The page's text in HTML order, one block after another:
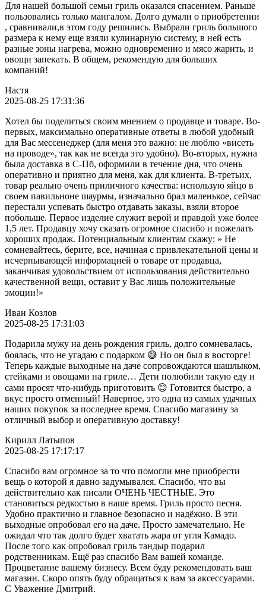
Для нашей большой семьи гриль оказался спасением. Раньше
пользовались только мангалом. Долго думали о приобретении
, сравнивали,в этом году решились. Выбрали гриль большого
размера к нему еще взяли кулинарную систему, в ней есть
разные зоны нагрева, можно одновременно и мясо жарить, и
овощи запекать. В общем, рекомендую для больших
компаний!
Настя
2025-08-25 17:31:36
Хотел бы поделиться своим мнением о продавце и товаре. Во-
первых, максимально оперативные ответы в любой удобный
для Вас мессенеджер (для меня это важно: не люблю «висеть
на проводе», так как не всегда это удобно). Во-вторых, нужна
была доставка в С-Пб, оформили в течение дня, что очень
оперативно и приятно для меня, как для клиента. В-третьих,
товар реально очень приличного качества: использую яйцо в
своем павильноне шаурмы, изначально брал маленькое, сейчас
перестали успевать быстро отдавать заказы, взяли второе
побольше. Первое изделие служит верой и правдой уже более
1,5 лет. Продавцу хочу сказать огромное спасибо и пожелать
хороших продаж. Потенциальным клиентам скажу: » Не
сомневайтесь, берите, все, начиная с привлекательной цены и
исчерпывающей информацией о товаре от продавца,
заканчивая удовольствием от использования действительно
качественной вещи, оставит у Вас лишь положительные
эмоции!»
Иван Козлов
2025-08-25 17:31:03
Подарила мужу на день рождения гриль, долго сомневалась,
боялась, что не угадаю с подарком 😅 Но он был в восторге!
Теперь каждые выходные на даче сопровождаются шашлыком,
стейками и овощами на гриле… Дети полюбили такую еду и
сами просят что-нибудь приготовить 😊 Готовится быстро, а
вкус просто отменный! Наверное, это одна из самых удачных
наших покупок за последнее время. Спасибо магазину за
отличный выбор и оперативную доставку!
Кирилл Латыпов
2025-08-25 17:17:17
Спасибо вам огромное за то что помогли мне приобрести
вещь о которой я давно задумывался. Спасибо, что вы
действительно как писали ОЧЕНЬ ЧЕСТНЫЕ. Это
становиться редкостью в наше время. Гриль просто песня.
Удобно практично и главное безопасно и надёжно. В эти
выходные опробовал его на даче. Просто замечательно. Не
ожидал что так долго будет хватать жара от угля Камадо.
После того как опробовал гриль тандыр подарил
родственникам. Ещё раз спасибо Вам вашей команде.
Процветание вашему бизнесу. Всем буду рекомендовать ваш
магазин. Скоро опять буду обращаться к вам за аксессуарами.
С Уважение Дмитрий.